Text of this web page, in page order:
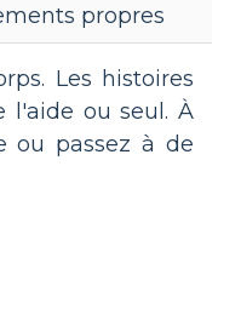
propres
Les histoires
l'aide ou seul. À
ou passez à de